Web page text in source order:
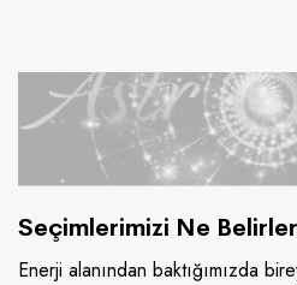
Enerji alanından baktığımızda